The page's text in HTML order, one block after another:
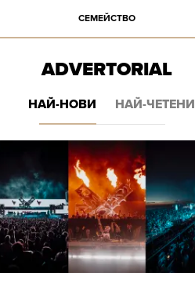
СЕМЕЙСТВО
ADVERTORIAL
НАЙ-НОВИ НАЙ-ЧЕТЕНИ